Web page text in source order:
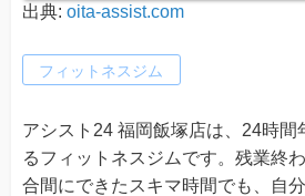
出典: oita-assist.com
フィットネスジム
アシスト24 福岡飯塚店は、24時間
るフィットネスジムです。残業終
合間にできたスキマ時間でも、自